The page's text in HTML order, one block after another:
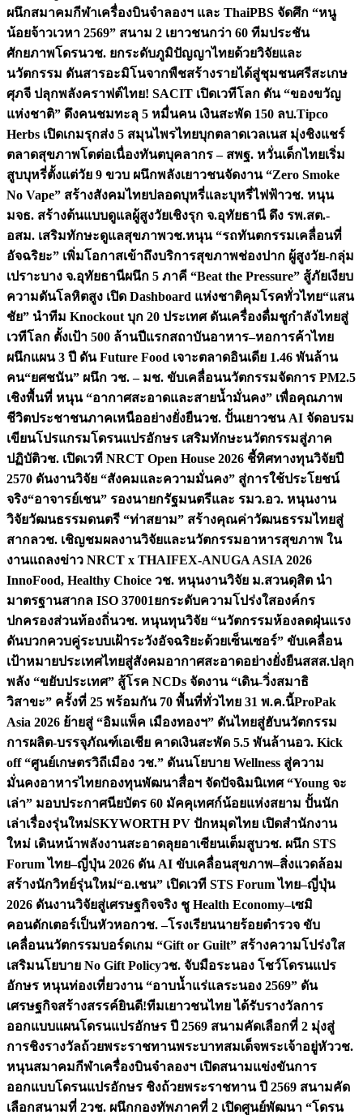
ผนึกสมาคมกีฬาเครื่องบินจำลองฯ และ ThaiPBS จัดศึก “หนู
น้อยจ้าวเวหา 2569” สนาม 2 เยาวชนกว่า 60 ทีมประชัน
ศักยภาพโดรนวช. ยกระดับภูมิปัญญาไทยด้วยวิจัยและ
นวัตกรรม ดันสารอะมิโนจากพืชสร้างรายได้สู่ชุมชนศรีสะเกษ
ศุภจี ปลุกพลังคราฟต์ไทย! SACIT เปิดเวทีโลก ดัน “ของขวัญ
แห่งชาติ” ดึงคนชมทะลุ 5 หมื่นคน เงินสะพัด 150 ลบ.Tipco
Herbs เปิดเกมรุกส่ง 5 สมุนไพรไทยบุกตลาดเวลเนส มุ่งชิงแชร์
ตลาดสุขภาพโตต่อเนื่องทันตบุคลากร – สพฐ. หวั่นเด็กไทยเริ่ม
สูบบุหรี่ตั้งแต่วัย 9 ขวบ ผนึกพลังเยาวชนจัดงาน “Zero Smoke
No Vape” สร้างสังคมไทยปลอดบุหรี่และบุหรี่ไฟฟ้าวช. หนุน
มจธ. สร้างต้นแบบดูแลผู้สูงวัยเชิงรุก จ.อุทัยธานี ดึง รพ.สต.-
อสม. เสริมทักษะดูแลสุขภาพวช.หนุน “รถทันตกรรมเคลื่อนที่
อัจฉริยะ” เพิ่มโอกาสเข้าถึงบริการสุขภาพช่องปาก ผู้สูงวัย-กลุ่ม
เปราะบาง จ.อุทัยธานีผนึก 5 ภาคี “Beat the Pressure” สู้ภัยเงียบ
ความดันโลหิตสูง เปิด Dashboard แห่งชาติคุมโรคทั่วไทย“แสน
ชัย” นำทีม Knockout บุก 20 ประเทศ ดันเครื่องดื่มชูกำลังไทยสู่
เวทีโลก ตั้งเป้า 500 ล้านปีแรกสถาบันอาหาร–หอการค้าไทย
ผนึกแผน 3 ปี ดัน Future Food เจาะตลาดอินเดีย 1.46 พันล้าน
คน“ยศชนัน” ผนึก วช. – มช. ขับเคลื่อนนวัตกรรมจัดการ PM2.5
เชิงพื้นที่ หนุน “อากาศสะอาดและสายน้ำมั่นคง” เพื่อคุณภาพ
ชีวิตประชาชนภาคเหนืออย่างยั่งยืนวช. ปั้นเยาวชน AI จัดอบรม
เขียนโปรแกรมโดรนแปรอักษร เสริมทักษะนวัตกรรมสู่ภาค
ปฏิบัติวช. เปิดเวที NRCT Open House 2026 ชี้ทิศทางทุนวิจัยปี
2570 ดันงานวิจัย “สังคมและความมั่นคง” สู่การใช้ประโยชน์
จริง“อาจารย์เชน” รองนายกรัฐมนตรีและ รมว.อว. หนุนงาน
วิจัยวัฒนธรรมดนตรี “ท่าสยาม” สร้างคุณค่าวัฒนธรรมไทยสู่
สากลวช. เชิญชมผลงานวิจัยและนวัตกรรมอาหารสุขภาพ ใน
งานแถลงข่าว NRCT x THAIFEX-ANUGA ASIA 2026
InnoFood, Healthy Choice วช. หนุนงานวิจัย ม.สวนดุสิต นำ
มาตรฐานสากล ISO 37001ยกระดับความโปร่งใสองค์กร
ปกครองส่วนท้องถิ่นวช. หนุนทุนวิจัย “นวัตกรรมห้องลดฝุ่นแรง
ดันบวกควบคู่ระบบเฝ้าระวังอัจฉริยะด้วยเซ็นเซอร์” ขับเคลื่อน
เป้าหมายประเทศไทยสู่สังคมอากาศสะอาดอย่างยั่งยืนสสส.ปลุก
พลัง “ขยับประเทศ” สู้โรค NCDs จัดงาน “เดิน-วิ่งสมาธิ
วิสาขะ” ครั้งที่ 25 พร้อมกัน 70 พื้นที่ทั่วไทย 31 พ.ค.นี้ProPak
Asia 2026 ย้ายสู่ “อิมแพ็ค เมืองทองฯ” ดันไทยสู่ฮับนวัตกรรม
การผลิต-บรรจุภัณฑ์เอเชีย คาดเงินสะพัด 5.5 พันล้านอว. Kick
off “ศูนย์เกษตรวิถีเมือง วช.” ดันนโยบาย Wellness สู่ความ
มั่นคงอาหารไทยกองทุนพัฒนาสื่อฯ จัดปัจฉิมนิเทศ “Young จะ
เล่า” มอบประกาศนียบัตร 60 มัคคุเทศก์น้อยแห่งสยาม ปั้นนัก
เล่าเรื่องรุ่นใหม่SKYWORTH PV ปักหมุดไทย เปิดสำนักงาน
ใหม่ เดินหน้าพลังงานสะอาดลุยอาเซียนเต็มสูบวช. ผนึก STS
Forum ไทย–ญี่ปุ่น 2026 ดัน AI ขับเคลื่อนสุขภาพ–สิ่งแวดล้อม
สร้างนักวิทย์รุ่นใหม่“อ.เชน” เปิดเวที STS Forum ไทย–ญี่ปุ่น
2026 ดันงานวิจัยสู่เศรษฐกิจจริง ชู Health Economy–เซมิ
คอนดักเตอร์เป็นหัวหอกวช. –โรงเรียนนายร้อยตำรวจ ขับ
เคลื่อนนวัตกรรมบอร์ดเกม “Gift or Guilt” สร้างความโปร่งใส
เสริมนโยบาย No Gift Policyวช. จับมือระนอง โชว์โดรนแปร
อักษร หนุนท่องเที่ยวงาน “อาบน้ำแร่แลระนอง 2569” ดัน
เศรษฐกิจสร้างสรรค์ยินดี!ทีมเยาวชนไทย ได้รับรางวัลการ
ออกแบบแผนโดรนแปรอักษร ปี 2569 สนามคัดเลือกที่ 2 มุ่งสู่
การชิงรางวัลถ้วยพระราชทานพระบาทสมเด็จพระเจ้าอยู่หัววช.
หนุนสมาคมกีฬาเครื่องบินจำลองฯ เปิดสนามแข่งขันการ
ออกแบบโดรนแปรอักษร ชิงถ้วยพระราชทาน ปี 2569 สนามคัด
เลือกสนามที่ 2วช. ผนึกกองทัพภาคที่ 2 เปิดศูนย์พัฒนา “โดรน